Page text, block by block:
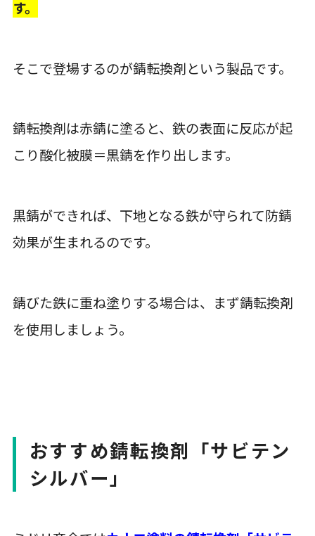
す。
そこで登場するのが錆転換剤という製品です。
錆転換剤は赤錆に塗ると、鉄の表面に反応が起
こり酸化被膜＝黒錆を作り出します。
黒錆ができれば、下地となる鉄が守られて防錆
効果が生まれるのです。
錆びた鉄に重ね塗りする場合は、まず錆転換剤
を使用しましょう。
おすすめ錆転換剤「サビテン
シルバー」